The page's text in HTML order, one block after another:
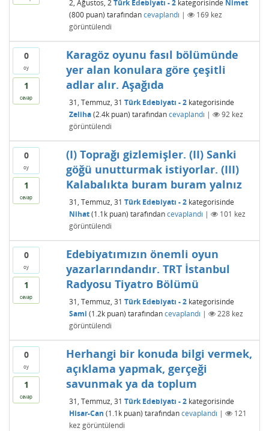
2, Ağustos, 2 Türk Edebiyatı - 2kategorisinde Nimet
(800puan) tarafından cevaplandı | 169kez
görüntülendi
0
oy
1
cevap
Karagöz oyunu fasıl bölümünde
yer alan konulara göre çeşitli
adlar alır. Aşağıda
31, Temmuz, 31 Türk Edebiyatı - 2kategorisinde
Zeliha (2.4kpuan) tarafından cevaplandı | 92kez
görüntülendi
0
oy
1
cevap
(I) Toprağı gizlemişler. (II) Sanki
göğü unutturmak istiyorlar. (III)
Kalabalıkta buram buram yalnız
31, Temmuz, 31 Türk Edebiyatı - 2kategorisinde
Nihat (1.1kpuan) tarafından cevaplandı | 101 kez
görüntülendi
0
oy
1
cevap
Edebiyatımızın önemli oyun
yazarlarındandır. TRT İstanbul
Radyosu Tiyatro Bölümü
31, Temmuz, 31 Türk Edebiyatı - 2kategorisinde
Sami (1.2kpuan) tarafından cevaplandı | 228kez
görüntülendi
0
oy
1
cevap
Herhangi bir konuda bilgi vermek,
açıklama yapmak, gerçeği
savunmak ya da toplum
31, Temmuz, 31 Türk Edebiyatı - 2kategorisinde
Hisar-Can (1.1kpuan) tarafından cevaplandı |
121
kez görüntülendi